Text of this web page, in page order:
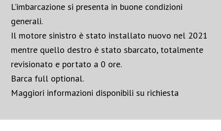
L’imbarcazione si presenta in buone condizioni
generali.
Il motore sinistro è stato installato nuovo nel 2021
mentre quello destro è stato sbarcato, totalmente
revisionato e portato a 0 ore.
Barca full optional.
Maggiori informazioni disponibili su richiesta